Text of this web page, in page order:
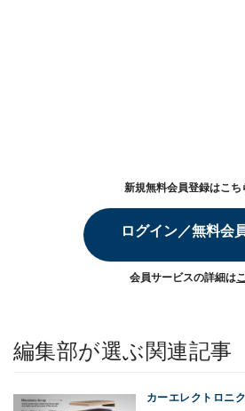
新規無料会員登録はこち
ログイン／無料会
会員サービスの詳細は
編集部が選ぶ関連記事
カーエレクトロニ